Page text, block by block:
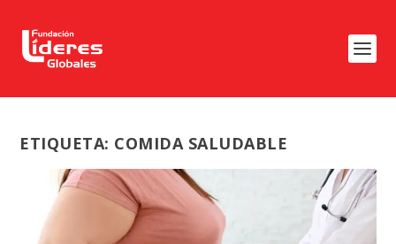
ETIQUETA: COMIDA SALUDABLE